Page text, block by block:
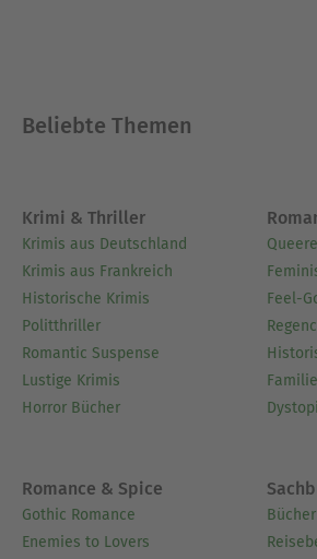
Beliebte Themen
Krimi & Thriller
Krimis aus Deutschland
Krimis aus Frankreich
Historische Krimis
Politthriller
Romantic Suspense
Lustige Krimis
Horror Bücher
Feel-
Romance & Spice
Gothic Romance
Enemies to Lovers